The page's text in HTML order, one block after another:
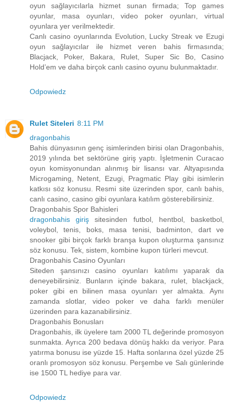
oyun sağlayıcılarla hizmet sunan firmada; Top games
oyunlar, masa oyunları, video poker oyunları, virtual
oyunlara yer verilmektedir.
Canlı casino oyunlarında Evolution, Lucky Streak ve Ezugi
oyun sağlayıcılar ile hizmet veren bahis firmasında;
Blacjack, Poker, Bakara, Rulet, Super Sic Bo, Casino
Hold’em ve daha birçok canlı casino oyunu bulunmaktadır.
Odpowiedz
Rulet Siteleri 8:11 PM
dragonbahis
Bahis dünyasının genç isimlerinden birisi olan Dragonbahis,
2019 yılında bet sektörüne giriş yaptı. İşletmenin Curacao
oyun komisyonundan alınmış bir lisansı var. Altyapısında
Microgaming, Netent, Ezugi, Pragmatic Play gibi isimlerin
katkısı söz konusu. Resmi site üzerinden spor, canlı bahis,
canlı casino, casino gibi oyunlara katılım gösterebilirsiniz.
Dragonbahis Spor Bahisleri
dragonbahis giriş sitesinden futbol, hentbol, basketbol,
voleybol, tenis, boks, masa tenisi, badminton, dart ve
snooker gibi birçok farklı branşa kupon oluşturma şansınız
söz konusu. Tek, sistem, kombine kupon türleri mevcut.
Dragonbahis Casino Oyunları
Siteden şansınızı casino oyunları katılımı yaparak da
deneyebilirsiniz. Bunların içinde bakara, rulet, blackjack,
poker gibi en bilinen masa oyunları yer almakta. Aynı
zamanda slotlar, video poker ve daha farklı menüler
üzerinden para kazanabilirsiniz.
Dragonbahis Bonusları
Dragonbahis, ilk üyelere tam 2000 TL değerinde promosyon
sunmakta. Ayrıca 200 bedava dönüş hakkı da veriyor. Para
yatırma bonusu ise yüzde 15. Hafta sonlarına özel yüzde 25
oranlı promosyon söz konusu. Perşembe ve Salı günlerinde
ise 1500 TL hediye para var.
Odpowiedz